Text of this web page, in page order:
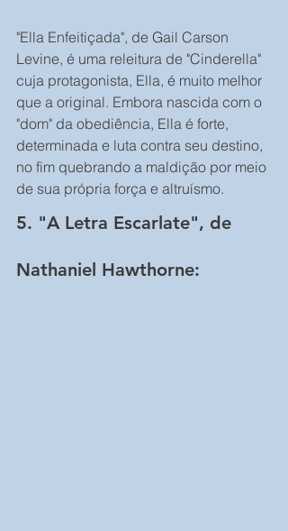
"Ella Enfeitiçada", de Gail Carson
Levine, é uma releitura de "Cinderella"
cuja protagonista, Ella, é muito melhor
que a original. Embora nascida com o
"dom" da obediência, Ella é forte,
determinada e luta contra seu destino,
no fim quebrando a maldição por meio
de sua própria força e altruísmo.
5. "A Letra Escarlate", de
Nathaniel Hawthorne: